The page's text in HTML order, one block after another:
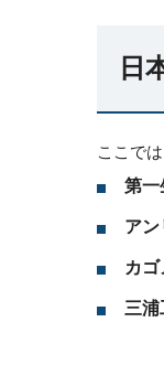
日
ここで
第一
アン
カ
三浦